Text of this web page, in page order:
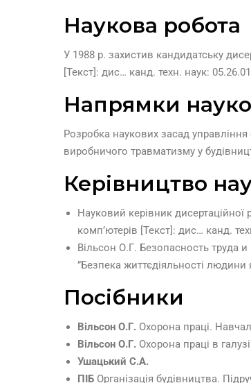
Наукова робота
У 1988 р. захистив кандидатську
[Текст]: дис… канд. техн. наук:
Напрямки
Розробка наукових засад
виробничого травматизму у
Керівництво
Науковий керівник
комп’ютерів [Текст]: дис… канд.
Вільсон О.Г. Безопасность труда
”Безпека життєдіяльності
Посібники
Вільсон О.Г. Охорона праці.
Вільсон О.Г. Охорона праці в
Ушацький С.А.
ПІБ Організація будівництва.